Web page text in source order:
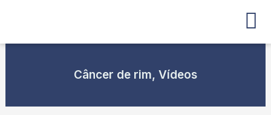
o
Câncer de rim, Vídeos